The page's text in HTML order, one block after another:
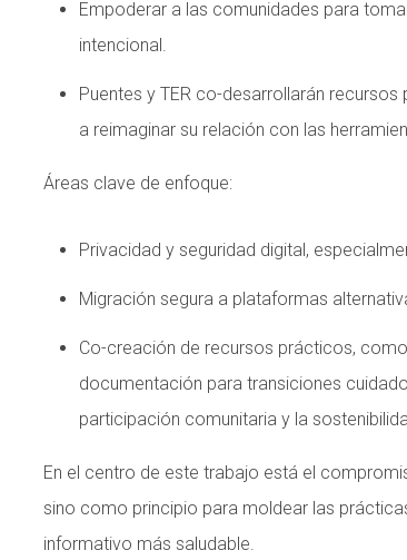
Empoderar a las comunidades para
intencional.
Puentes y TER co-desarrollarán
a reimaginar su relación con las
Áreas clave de enfoque:
Privacidad y seguridad digital,
Migración segura a plataformas
Co-creación de recursos prácticos,
documentación para transiciones
participación comunitaria y la
En el centro de este trabajo está el
sino como principio para moldear las
informativo más saludable.